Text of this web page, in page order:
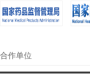
合作单位